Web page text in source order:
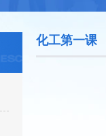
化工第一课